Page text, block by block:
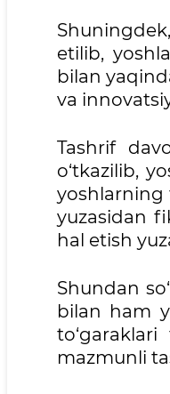
etilib,
bilan
va
Tashrif
o‘tkazilib,
yoshlarning
yuzasidan
hal etish
Shundan
bilan ham
mazmunli